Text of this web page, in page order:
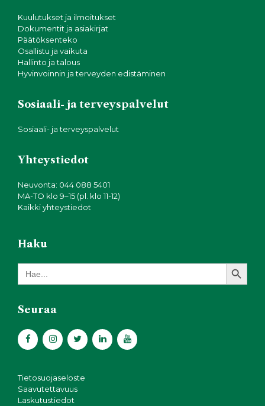
Kuulutukset ja ilmoitukset
Dokumentit ja asiakirjat
Päätöksenteko
Osallistu ja vaikuta
Hallinto ja talous
Hyvinvoinnin ja terveyden edistäminen
Sosiaali- ja terveyspalvelut
Sosiaali- ja terveyspalvelut
Yhteystiedot
Neuvonta: 044 088 5401
MA-TO klo 9–15 (pl. klo 11-12)
Kaikki yhteystiedot
Haku
Search
for:
Search Button
Seuraa
Tietosuojaseloste
Saavutettavuus
Laskutustiedot